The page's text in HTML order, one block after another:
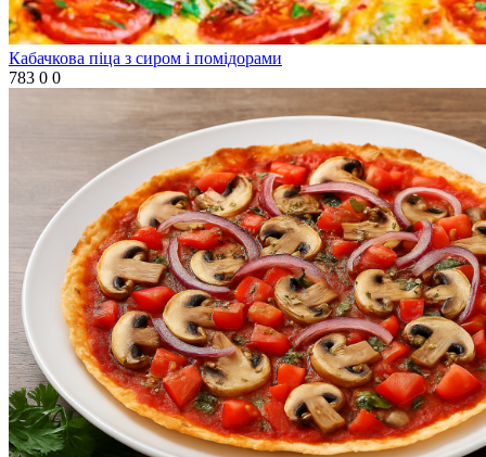
Кабачкова піца з сиром і помідорами
783 0 0